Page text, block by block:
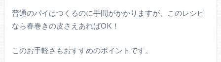
普通のパイはつくるのに手間がかかりますが、このレシピ
なら春巻きの皮さえあればOK！
このお手軽さもおすすめのポイントです。